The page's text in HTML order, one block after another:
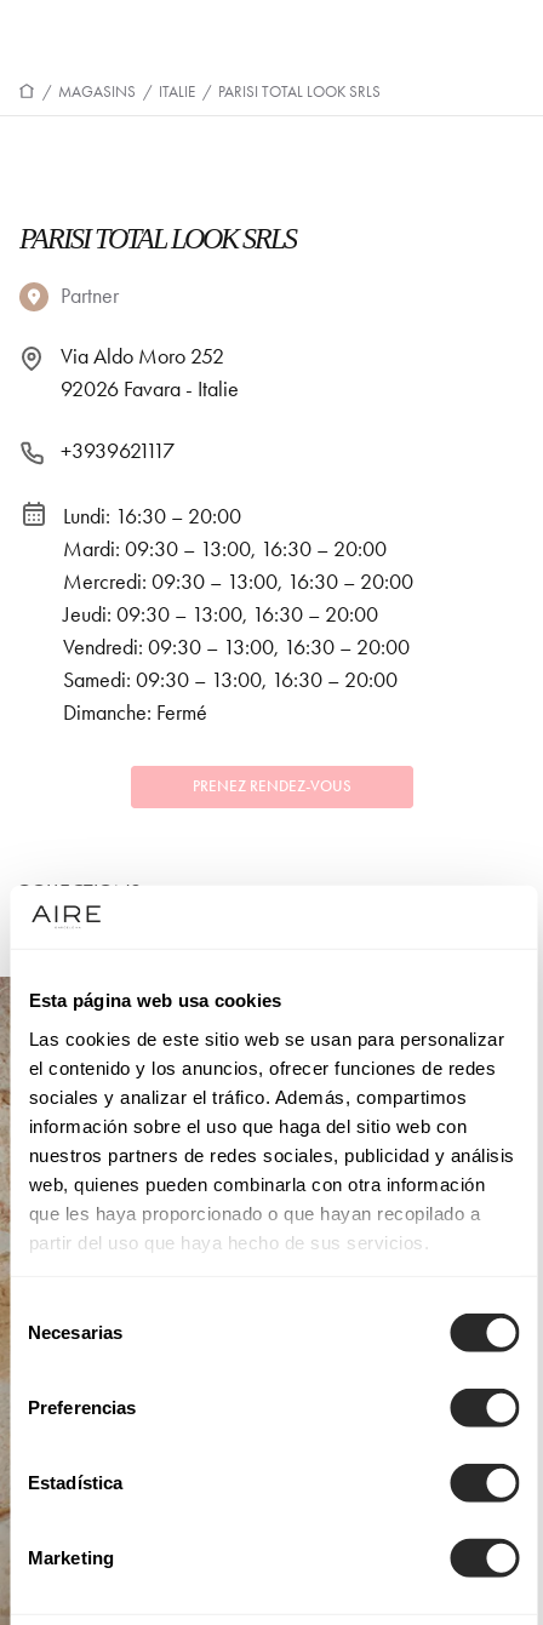
Esta página web usa cookies
Las cookies de este sitio web se usan para personalizar
el contenido y los anuncios, ofrecer funciones de redes
sociales y analizar el tráfico. Además, compartimos
información sobre el uso que haga del sitio web con
nuestros partners de redes sociales, publicidad y análisis
web, quienes pueden combinarla con otra información
que les haya proporcionado o que hayan recopilado a
partir del uso que haya hecho de sus servicios.
Selección
Necesarias
Preferencias
Estadística
Marketing
/ MAGASINS / ITALIE / PARISI TOTAL LOOK SRLS
PARISI TOTAL LOOK SRLS
Partner
Via Aldo Moro 252
92026 Favara - Italie
+3939621117
Lundi: 16:30 – 20:00
Mardi: 09:30 – 13:00, 16:30 – 20:00
Mercredi: 09:30 – 13:00, 16:30 – 20:00
Jeudi: 09:30 – 13:00, 16:30 – 20:00
Vendredi: 09:30 – 13:00, 16:30 – 20:00
Samedi: 09:30 – 13:00, 16:30 – 20:00
Dimanche: Fermé
PRENEZ RENDEZ-VOUS
COLLECTIONS